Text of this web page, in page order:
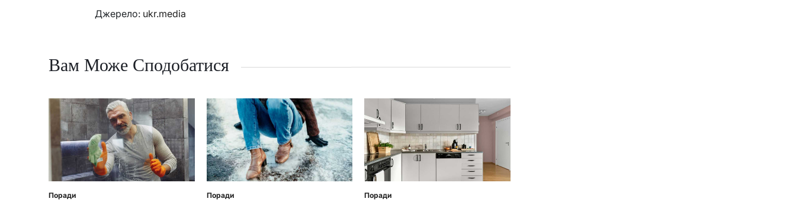
Джерело: ukr.media
Вам Може Сподобатися
Posted
Поради
Posted
Поради
Posted
Поради